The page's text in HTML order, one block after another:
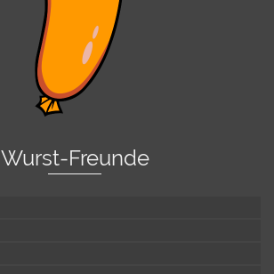
Wurst-Freunde